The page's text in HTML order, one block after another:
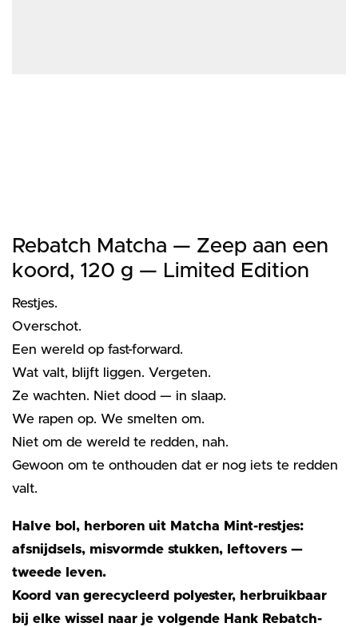
Rebatch Matcha — Zeep aan een
koord, 120 g — Limited Edition
Restjes.
Overschot.
Een wereld op fast-forward.
Wat valt, blijft liggen. Vergeten.
Ze wachten. Niet dood — in slaap.
We rapen op. We smelten om.
Niet om de wereld te redden, nah.
Gewoon om te onthouden dat er nog iets te redden
valt.
Halve bol, herboren uit Matcha Mint-restjes:
afsnijdsels, misvormde stukken, leftovers —
tweede leven.
Koord van gerecycleerd polyester, herbruikbaar
bij elke wissel naar je volgende Hank Rebatch-